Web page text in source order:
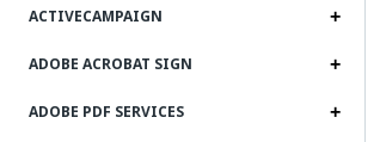
ACTIVECAMPAIGN
ADOBE ACROBAT SIGN
ADOBE PDF SERVICES